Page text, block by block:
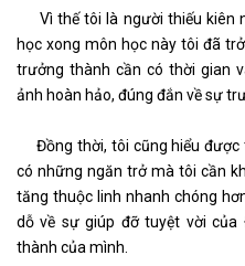
Vì thế tôi là người thiếu kiên
học xong môn học này tôi đã
trưởng thành cần có thời gian
ảnh hoàn hảo, đúng đắn về sự
Đồng thời, tôi cũng hiểu được
có những ngăn trở mà tôi cần
tăng thuộc linh nhanh chóng
dỗ về sự giúp đỡ tuyệt vời
thành của mình.